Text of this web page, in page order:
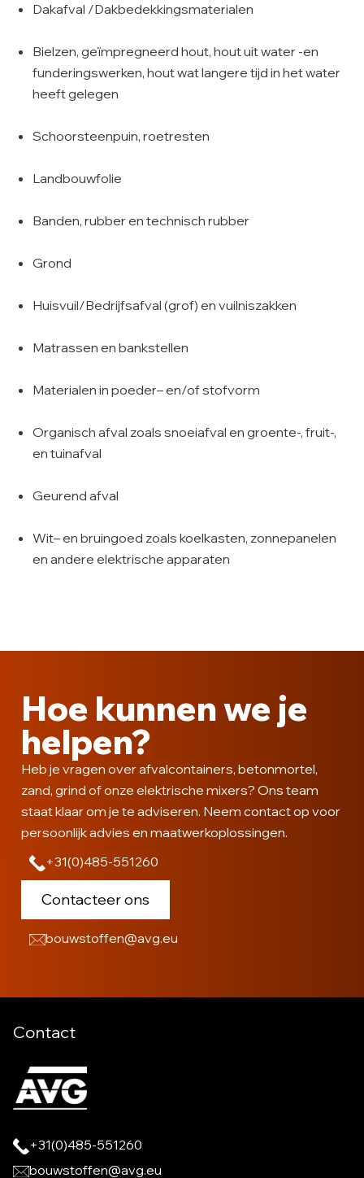
Dakafval /Dakbedekkingsmaterialen
Bielzen, geïmpregneerd hout, hout uit water -en
funderingswerken, hout wat langere tijd in het water
heeft gelegen
Schoorsteenpuin, roetresten
Landbouwfolie
Banden, rubber en technisch rubber
Grond
Huisvuil/Bedrijfsafval (grof) en vuilniszakken
Matrassen en bankstellen
Materialen in poeder– en/of stofvorm
Organisch afval zoals snoeiafval en groente-, fruit-,
en tuinafval
Geurend afval
Wit– en bruingoed zoals koelkasten, zonnepanelen
en andere elektrische apparaten
Hoe kunnen we je
helpen?
Heb je vragen over afvalcontainers, betonmortel,
zand, grind of onze elektrische mixers? Ons team
staat klaar om je te adviseren. Neem contact op voor
persoonlijk advies en maatwerkoplossingen.
+31(0)485-551260
Contacteer ons
bouwstoffen@avg.eu
Contact
+31(0)485-551260
bouwstoffen@avg.eu